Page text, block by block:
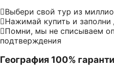
Выбери свой тур из
Нажимай купить и заполни
Помни, мы не списываем
подтверждения
География 100%